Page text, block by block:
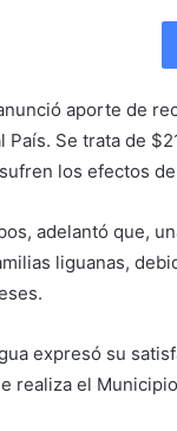
aporte de
Se trata de
los efectos
adelantó que,
liguanas,
expresó su
realiza el